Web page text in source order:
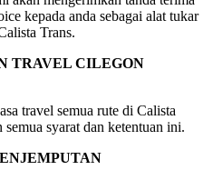
kepada anda sebagai alat tukar
Trans.
TRAVEL CILEGON
travel semua rute di Calista
syarat dan ketentuan ini.